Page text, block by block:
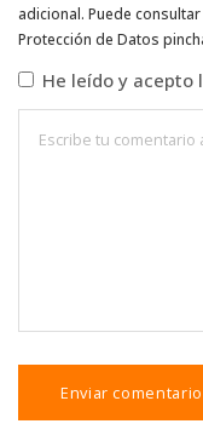
adicional. Puede
Protección de Datos
He leído y acepto